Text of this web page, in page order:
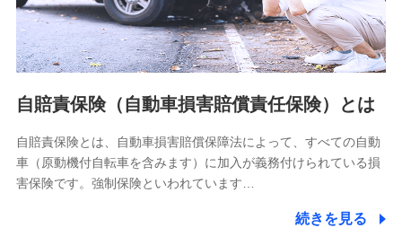
株式会社ドコモ・インシュアランス
個人情報の第三者提供について
除き、第三者に提供いたしません。
業務の委託
当社は利用目的の達成に必要な範囲内において個人情報の取
自賠責保険（自動車損害賠償責任保険）とは
自賠責保険とは、自動車損害賠償保障法によって、すべての自動
車（原動機付自転車を含みます）に加入が義務付けられている損
害保険です。強制保険といわれています…
続きを見る